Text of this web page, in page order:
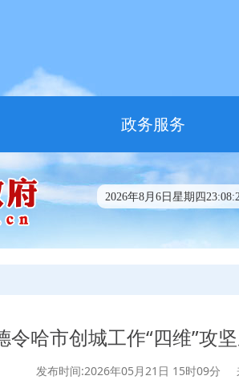
政务服务
2026年8月6日星期四
令哈市创城工作“四维”攻
发布时间:2026年05月21日 15时09分